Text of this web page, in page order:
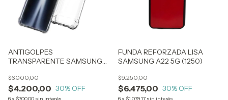
ANTIGOLPES
TRANSPARENTE SAMSUNG
$4.200,00
$6.000,00
30% OFF
FUNDA REFORZADA LISA
SAMSUNG A22 5G (1250)
$6.475,00
$9.250,00
30% OFF